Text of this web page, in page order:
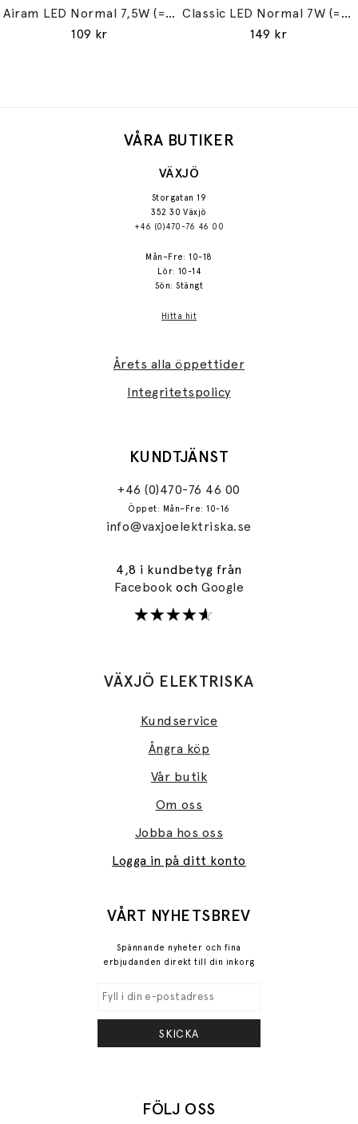
Airam LED Normal 7,5W (=60W) E27
109 kr
Classic LED Normal 7W (=60W) E27
149 kr
VÅRA BUTIKER
VÄXJÖ
Storgatan 19
352 30 Växjö
+46 (0)470-76 46 00
Mån–Fre: 10-18
Lör: 10-14
Sön: Stängt
Hitta hit
Årets alla öppettider
Integritetspolicy
KUNDTJÄNST
+46 (0)470-76 46 00
Öppet: Mån–Fre: 10-16
info@vaxjoelektriska.se
4,8 i kundbetyg från
FacebookochGoogle
VÄXJÖ ELEKTRISKA
Kundservice
Ångra köp
Vår butik
Om oss
Jobba hos oss
Logga in på ditt konto
VÅRT NYHETSBREV
Spännande nyheter och fina
erbjudanden direkt till din inkorg
SKICKA
FÖLJ OSS